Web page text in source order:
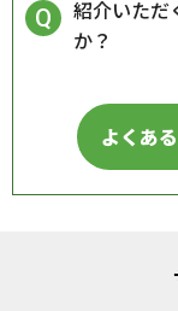
紹介いただ
か？
よくあ